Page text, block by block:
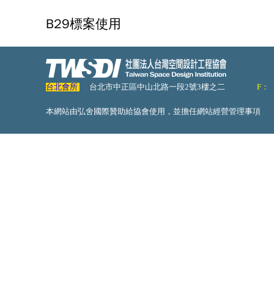
B29標案使用
台北會所 台北市中正區中山北路一段2號3樓之二 F：
本網站由弘舍國際贊助給協會使用，並擔任網站經營管理事項